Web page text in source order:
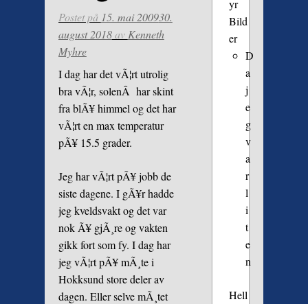
Postet på 15. mai 200930.
august 2018av Kenneth
Myhre
I dag har det vÃ¦rt utrolig
bra vÃ¦r, solenÂ har skint
fra blÃ¥ himmel og det har
vÃ¦rt en max temperatur
pÃ¥ 15.5 grader.
Jeg har vÃ¦rt pÃ¥ jobb de
siste dagene. I gÃ¥r hadde
jeg kveldsvakt og det var
nok Ã¥ gjÃ¸re og vakten
gikk fort som fy. I dag har
jeg vÃ¦rt pÃ¥ mÃ¸te i
Hokksund store deler av
dagen. Eller selve mÃ¸tet
yr
Bild
er
D
a
j
e
g
v
a
r
l
i
t
e
n
Hell